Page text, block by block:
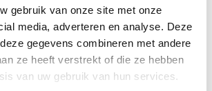
gebruik van onze site met onze
media, adverteren en analyse. Deze
gegevens combineren met andere
ze heeft verstrekt of die ze hebben
van uw gebruik van hun services.
in de keur wit.